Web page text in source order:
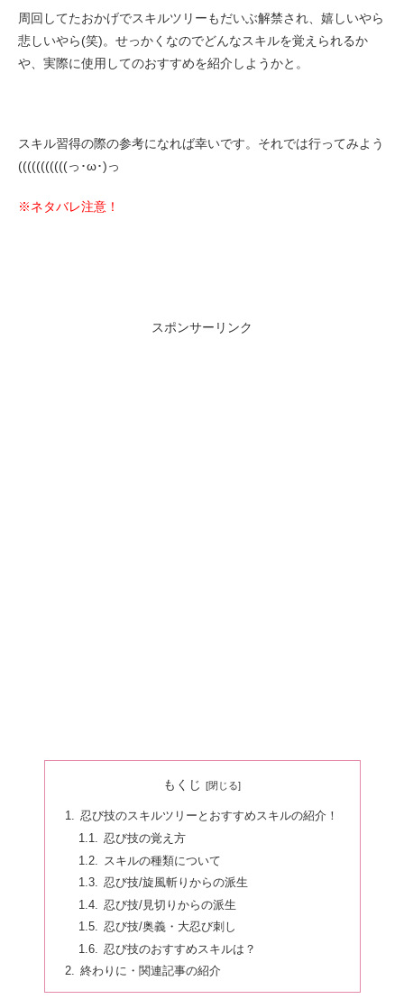
周回してたおかげでスキルツリーもだいぶ解禁され、嬉しいやら
悲しいやら(笑)。せっかくなのでどんなスキルを覚えられるか
や、実際に使用してのおすすめを紹介しようかと。
スキル習得の際の参考になれば幸いです。それでは行ってみよう
(((((((((((っ･ω･)っ
※ネタバレ注意！
スポンサーリンク
もくじ
忍び技のスキルツリーとおすすめスキルの紹介！
忍び技の覚え方
スキルの種類について
忍び技/旋風斬りからの派生
忍び技/見切りからの派生
忍び技/奥義・大忍び刺し
忍び技のおすすめスキルは？
終わりに・関連記事の紹介